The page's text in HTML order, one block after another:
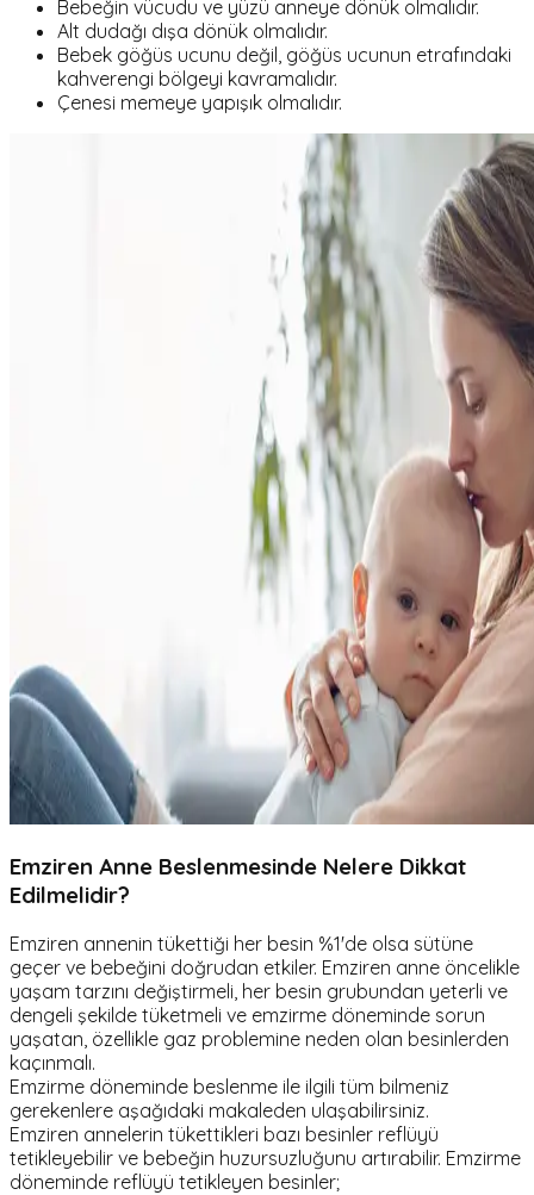
Bebeğin vücudu ve yüzü anneye dönük olmalıdır.
Alt dudağı dışa dönük olmalıdır.
Bebek göğüs ucunu değil, göğüs ucunun etrafındaki
kahverengi bölgeyi kavramalıdır.
Çenesi memeye yapışık olmalıdır.
Emziren Anne Beslenmesinde Nelere Dikkat
Edilmelidir?
Emziren annenin tükettiği her besin %1'de olsa sütüne
geçer ve bebeğini doğrudan etkiler. Emziren anne öncelikle
yaşam tarzını değiştirmeli, her besin grubundan yeterli ve
dengeli şekilde tüketmeli ve emzirme döneminde sorun
yaşatan, özellikle gaz problemine neden olan besinlerden
kaçınmalı.
Emzirme döneminde beslenme ile ilgili tüm bilmeniz
gerekenlere aşağıdaki makaleden ulaşabilirsiniz.
Emziren annelerin tükettikleri bazı besinler reflüyü
tetikleyebilir ve bebeğin huzursuzluğunu artırabilir. Emzirme
döneminde reflüyü tetikleyen besinler;